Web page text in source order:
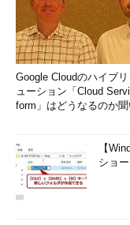
Google Cloudのハイブリ
ューション「Cloud
form」はどうなるのか
【
ショ